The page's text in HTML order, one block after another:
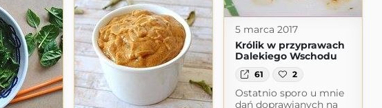
5 marca 2017
Królik w przyprawach
Dalekiego Wschodu
61 2
Ostatnio sporo u mnie
dań doprawianych na